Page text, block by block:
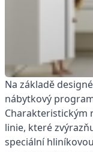
Na základě
nábytkový
Charakteristickým
linie, které
speciální